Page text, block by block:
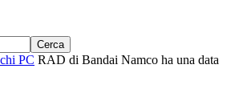
PC RAD di Bandai Namco ha una data